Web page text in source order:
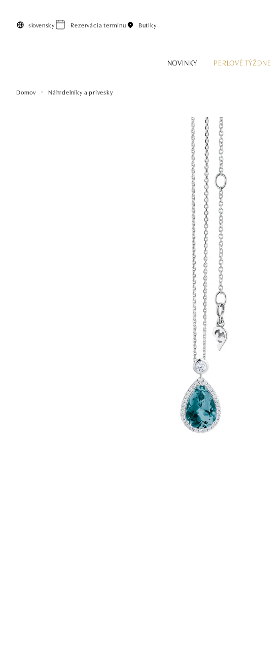
slovensky Rezervácia termínu Butiky
NOVINKY PERLOVÉ TÝŽDNE
Domov Náhrdelníky a prívesky